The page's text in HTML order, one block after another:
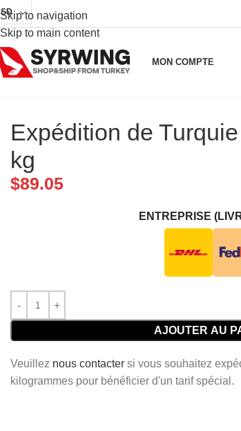
Skip to navigation
Skip to main content
MON COMPTE
Expédition de
kg
$89.05
ENTREPRISE
AJOUTER AU
Veuillez nous contacter si vous souhaitez
kilogrammes pour bénéficier d'un tarif spécial.